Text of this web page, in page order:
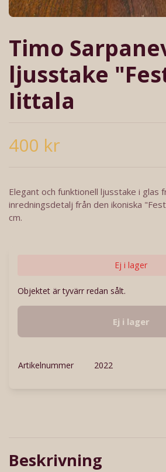
Timo
ljusstake
Iittala
400 kr
Elegant och funktionell ljusstake i glas
inredningsdetalj från den ikoniska
cm.
Ej i lager
Objektet är tyvärr redan sålt.
Ej i lager
Artikelnummer 2022
Beskrivning